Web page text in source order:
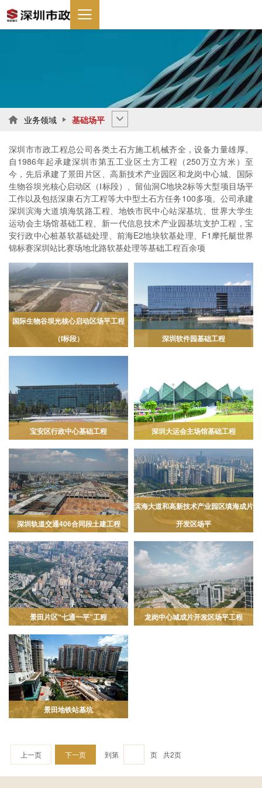
 业务领域 基础场平
深圳市市政工程总公司各类土石方施工机械齐全，设备力量雄厚。
自1986年起承建深圳市第五工业区土方工程（250万立方米）至
今，先后承建了景田片区、高新技术产业园区和龙岗中心城、国际
生物谷坝光核心启动区（Ⅰ标段）、留仙洞C地块2标等大型项目场平
工作以及包括深康石方工程等大中型土石方任务100多项。公司承建
深圳滨海大道填海筑路工程、地铁市民中心站深基坑、世界大学生
运动会主场馆基础工程、新一代信息技术产业园基坑支护工程，宝
安行政中心桩基软基础处理、前海E2地块软基处理、F1摩托艇世界
锦标赛深圳站比赛场地北路软基处理等基础工程百余项
国际生物谷坝光核心启动区场平工程
（I标段）
深圳软件园基础工程
宝安区行政中心基础工程 深圳大运会主场馆基础工程
深圳轨道交通406合同段土建工程
滨海大道和高新技术产业园区填海成片
开发区场平
景田片区“七通一平”工程 龙岗中心城成片开发区场平工程
景田地铁站基坑
上一页 下一页 到第 页 共2页